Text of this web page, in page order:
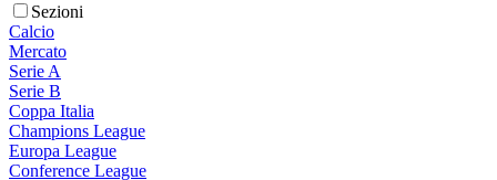
Sezioni
Calcio
Mercato
Serie A
Serie B
Coppa Italia
Champions League
Europa League
Conference League